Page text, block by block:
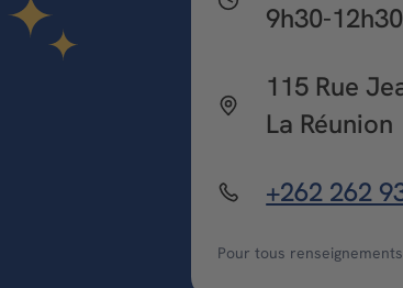
9h30-
115 Rue
La Réunion
+262 262
Pour tous